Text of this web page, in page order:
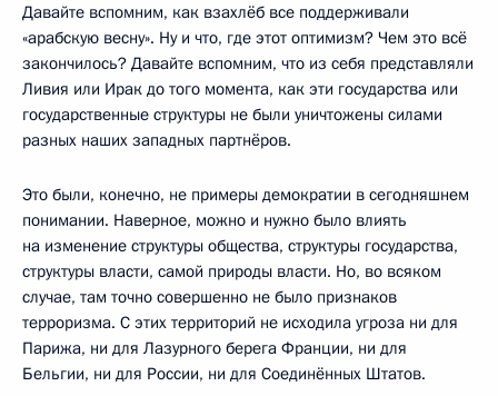
Давайте вспомним, как взахлёб все поддерживали
«арабскую весну». Ну и что, где этот оптимизм? Чем это всё
закончилось? Давайте вспомним, что из себя представляли
Ливия или Ирак до того момента, как эти государства или
государственные структуры не были уничтожены силами
разных наших западных партнёров.
Это были, конечно, не примеры демократии в сегодняшнем
понимании. Наверное, можно и нужно было влиять
на изменение структуры общества, структуры государства,
структуры власти, самой природы власти. Но, во всяком
случае, там точно совершенно не было признаков
терроризма. С этих территорий не исходила угроза ни для
Парижа, ни для Лазурного берега Франции, ни для
Бельгии, ни для России, ни для Соединённых Штатов.